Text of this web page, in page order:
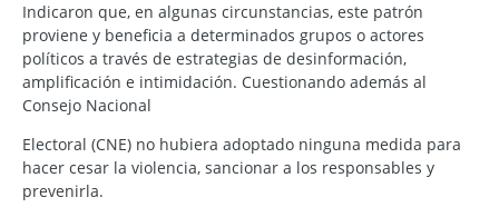
Indicaron que, en algunas circunstancias, este patrón
proviene y beneficia a determinados grupos o actores
políticos a través de estrategias de desinformación,
amplificación e intimidación. Cuestionando además al
Consejo Nacional
Electoral (CNE) no hubiera adoptado ninguna medida para
hacer cesar la violencia, sancionar a los responsables y
prevenirla.